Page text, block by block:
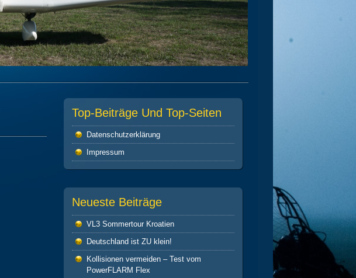
Top-Beiträge Und Top-Seiten
Datenschutz­erklärung
Impressum
Neueste Beiträge
VL3 Sommertour Kroatien
Deutschland ist ZU klein!
Kollisionen vermeiden – Test vom
PowerFLARM Flex